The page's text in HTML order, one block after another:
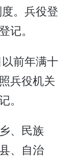
。兵役登
记。
前年满十
兵役机关
。
、民族
、自治